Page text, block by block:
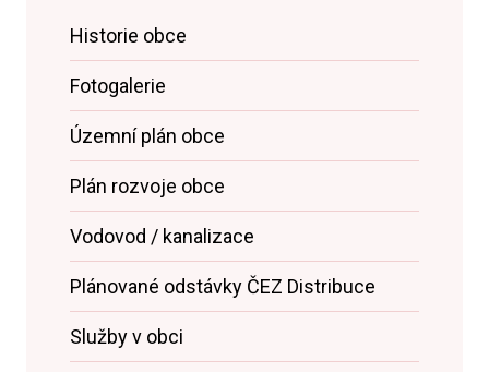
Historie obce
Fotogalerie
Územní plán obce
Plán rozvoje obce
Vodovod / kanalizace
Plánované odstávky ČEZ Distribuce
Služby v obci